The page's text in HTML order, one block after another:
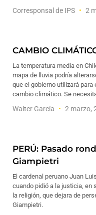
Corresponsal de IPS 2
CAMBIO
La temperatura media en
mapa de lluvia podría
que el gobierno utilizará
cambio climático. Se
Walter García 2 marzo,
PERÚ: Pasado
Giampietri
El cardenal peruano Juan
cuando pidió a la justicia, en
la religión, que dejara de
Giampietri.